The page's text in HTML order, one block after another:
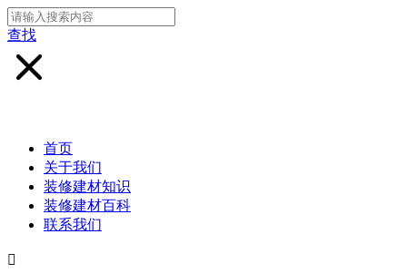
查找
首页
关于我们
装修建材知识
装修建材百科
联系我们
